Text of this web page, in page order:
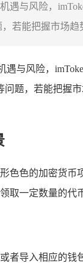
遇与风险，
若能把握市场
遇与风险，
题，若能把握
色色的加密货
取一定数量的
者导入相应的